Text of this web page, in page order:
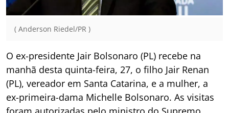
( Anderson Riedel/PR )
O ex-presidente Jair Bolsonaro (PL) recebe na
manhã desta quinta-feira, 27, o filho Jair Renan
(PL), vereador em Santa Catarina, e a mulher, a
ex-primeira-dama Michelle Bolsonaro. As visitas